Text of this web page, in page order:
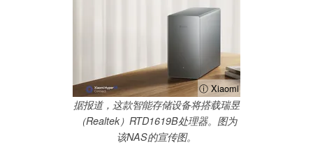
ⓘ Xiaomi
据报道，这款智能存储设备将搭载瑞昱
（Realtek）RTD1619B处理器。图为
该NAS的宣传图。